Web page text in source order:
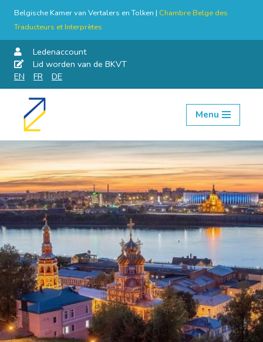
Belgische Kamer van Vertalers en Tolken | Chambre Belge des
Traducteurs et Interprètes
Ledenaccount
Lid worden van de BKVT
EN
FR DE
Skip
content
Menu